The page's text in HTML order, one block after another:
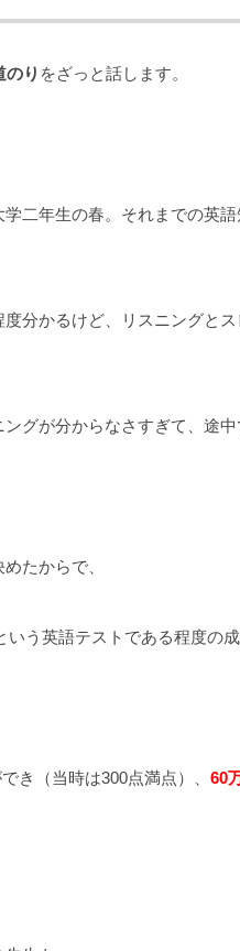
のり をざっと話します。
二年生の春。それまでの英
分かるけど、リスニングと
グが分からなさすぎて、途中
たからで、
う英語テストである程度の成
き（当時は300点満点）、 60